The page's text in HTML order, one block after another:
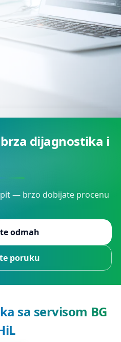
dijagnostika i
— brzo dobijate procenu
odmah
poruku
sa servisom BG